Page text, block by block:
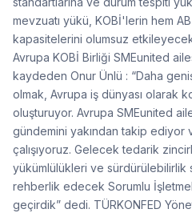
mevzuatı yükü, KOBİ'lerin hem
kapasitelerini olumsuz
Avrupa KOBİ Birliği SMEunited
kaydeden Onur Ünlü : “Daha
olmak, Avrupa iş dünyası olarak
oluşturuyor. Avrupa SMEunited
gündemini yakından takip ediyor
çalışıyoruz. Gelecek tedarik
yükümlülükleri ve sürdürülebilirlik
rehberlik edecek Sorumlu
geçirdik” dedi. TÜRKONFED